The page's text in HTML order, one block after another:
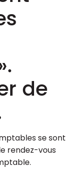
de
se sont
rendez-vous